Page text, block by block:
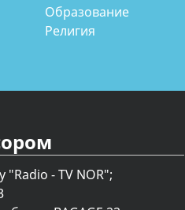
Образование
Религия
- TV NOR";